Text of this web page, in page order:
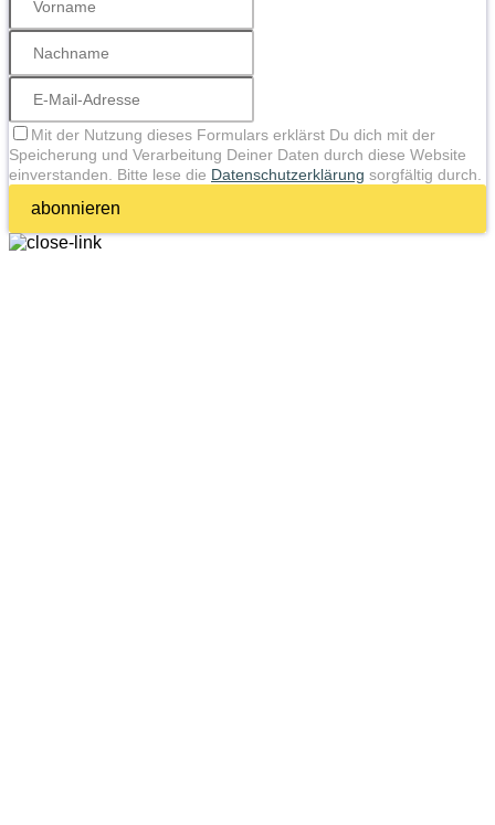
Mit der Nutzung dieses Formulars erklärst Du dich mit der
Speicherung und Verarbeitung Deiner Daten durch diese Website
einverstanden. Bitte lese die Datenschutzerklärung sorgfältig durch.
abonnieren